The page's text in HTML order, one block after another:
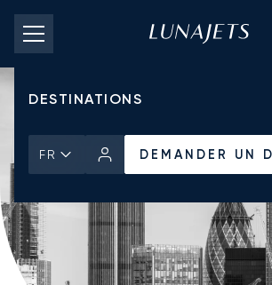
TARIFS D'AFFRÈTEMENT
JETS PRIVÉS
DESTINATIONS
FR DEMANDER UN